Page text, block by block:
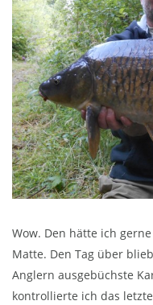
Wow. Den hätte ich
Matte. Den Tag über
Anglern ausgebüchste
kontrollierte ich das